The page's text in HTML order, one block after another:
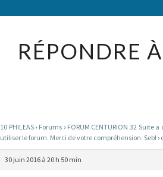
RÉPONDRE
10 PHILEAS › Forums › FORUM CENTURION 32
utiliser le forum. Merci de votre compréhension. Seb! ›
30 juin 2016 à 20 h 50 min